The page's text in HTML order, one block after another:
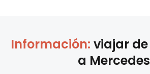
Información: viajar de
a Mercedes